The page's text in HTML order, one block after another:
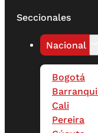
Seccionales
Nacional
Bogotá
Cali
Pereira